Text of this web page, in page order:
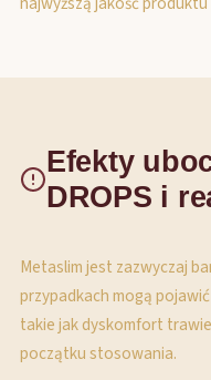
Efekty
DROPS i
Metaslim jest zazwyczaj
przypadkach mogą
takie jak dyskomfort
początku stosowania.